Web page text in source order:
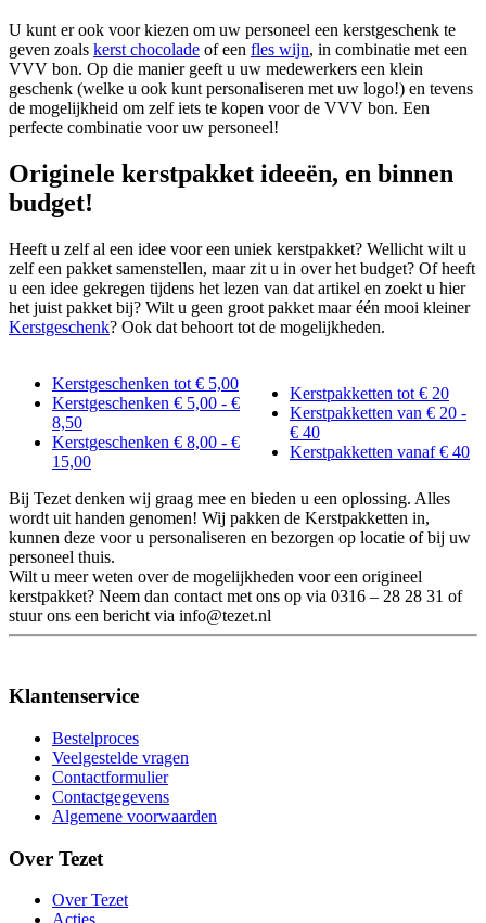
U kunt er ook voor kiezen om uw personeel een kerstgeschenk te
geven zoals kerst chocolade of een fles wijn, in combinatie met een
VVV bon. Op die manier geeft u uw medewerkers een klein
geschenk (welke u ook kunt personaliseren met uw logo!) en tevens
de mogelijkheid om zelf iets te kopen voor de VVV bon. Een
perfecte combinatie voor uw personeel!
Originele kerstpakket ideeën, en binnen
budget!
Heeft u zelf al een idee voor een uniek kerstpakket? Wellicht wilt u
zelf een pakket samenstellen, maar zit u in over het budget? Of heeft
u een idee gekregen tijdens het lezen van dat artikel en zoekt u hier
het juist pakket bij? Wilt u geen groot pakket maar één mooi kleiner
Kerstgeschenk? Ook dat behoort tot de mogelijkheden.
Kerstgeschenken tot € 5,00
Kerstgeschenken € 5,00 - €
8,50
Kerstgeschenken € 8,00 - €
15,00
Kerstpakketten tot € 20
Kerstpakketten van € 20 -
€ 40
Kerstpakketten vanaf € 40
Bij Tezet denken wij graag mee en bieden u een oplossing. Alles
wordt uit handen genomen! Wij pakken de Kerstpakketten in,
kunnen deze voor u personaliseren en bezorgen op locatie of bij uw
personeel thuis.
Wilt u meer weten over de mogelijkheden voor een origineel
kerstpakket? Neem dan contact met ons op via 0316 – 28 28 31 of
stuur ons een bericht via info@tezet.nl
Klantenservice
Bestelproces
Veelgestelde vragen
Contactformulier
Contactgegevens
Algemene voorwaarden
Over Tezet
Over Tezet